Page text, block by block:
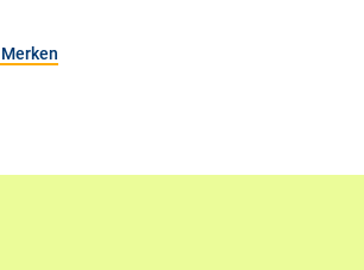
Merken